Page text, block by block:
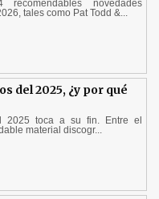
novedades
tales como Pat Todd &...
del 2025, ¿y por qué
2025 toca a su fin. Entre el
material discogr...